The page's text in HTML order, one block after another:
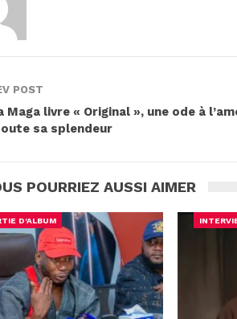
POST
Maga livre « Original », une ode à
sa splendeur
POURRIEZ AUSSI AIMER
D'ALBUM